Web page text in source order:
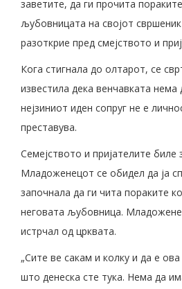
заветите, да ги прочита
љубовницата на својот
разоткрие пред смејството и
Кога стигнала до олтарот, се
известила дека венчавката нема
нејзиниот иден сопруг не е
преставува.
Семејството и пријателите биле
Младоженецот се обидел да ја
започнала да ги чита пораките
неговата љубовница.
истрчал од црквата.
„Сите ве сакам и колку и да е
што денеска сте тука. Нема да